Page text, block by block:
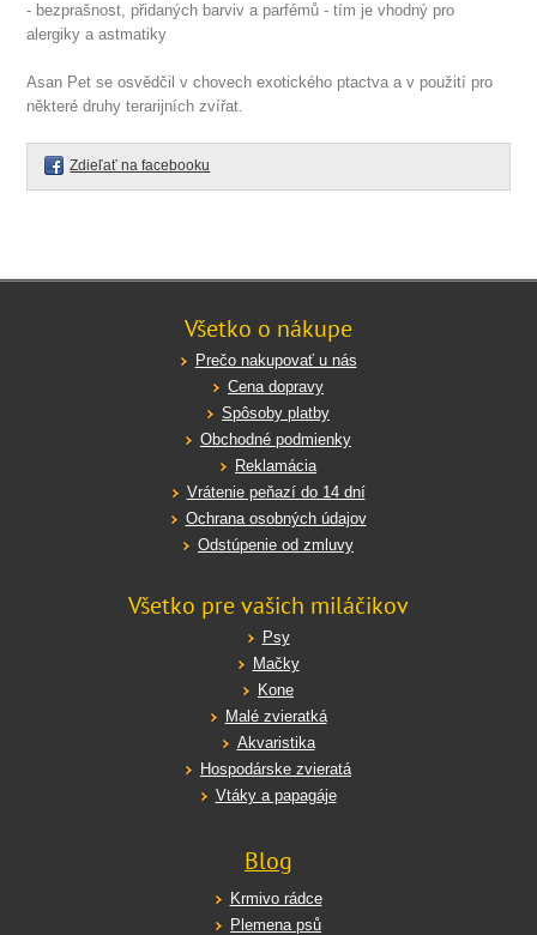
- bezprašnost, přidaných barviv a parfémů - tím je vhodný pro
alergiky a astmatiky
Asan Pet se osvědčil v chovech exotického ptactva a v použití pro
některé druhy terarijních zvířat.
Zdieľať na facebooku
Všetko o nákupe
Prečo nakupovať u nás
Cena dopravy
Spôsoby platby
Obchodné podmienky
Reklamácia
Vrátenie peňazí do 14 dní
Ochrana osobných údajov
Odstúpenie od zmluvy
Všetko pre vašich miláčikov
Psy
Mačky
Kone
Malé zvieratká
Akvaristika
Hospodárske zvieratá
Vtáky a papagáje
Blog
Krmivo rádce
Plemena psů